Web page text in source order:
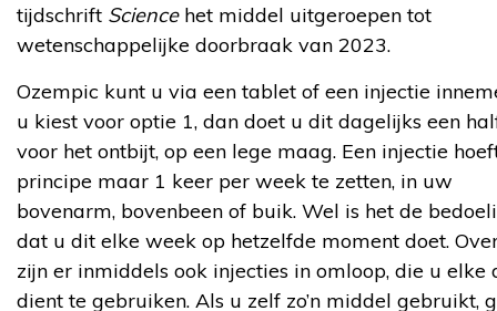
tijdschrift Sciencehet middel uitgeroepen tot
wetenschappelijke doorbraak van 2023.
Ozempic kunt u via een tablet of een injectie
u kiest voor optie 1, dan doet u dit dagelijks een
voor het ontbijt, op een lege maag. Een injectie
principe maar 1 keer per week te zetten, in uw
bovenarm, bovenbeen of buik. Wel is het de
dat u dit elke week op hetzelfde moment doet.
zijn er inmiddels ook injecties in omloop, die u elke
dient te gebruiken. Als u zelf zo’n middel gebruikt,